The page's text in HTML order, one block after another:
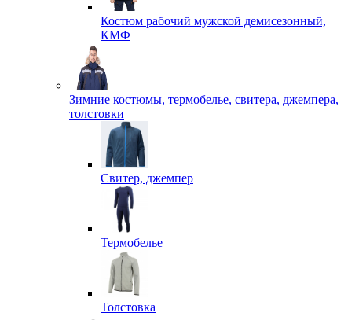
Костюм рабочий мужской демисезонный,
КМФ
Зимние костюмы, термобелье, свитера, джемпера,
толстовки
Свитер, джемпер
Термобелье
Толстовка